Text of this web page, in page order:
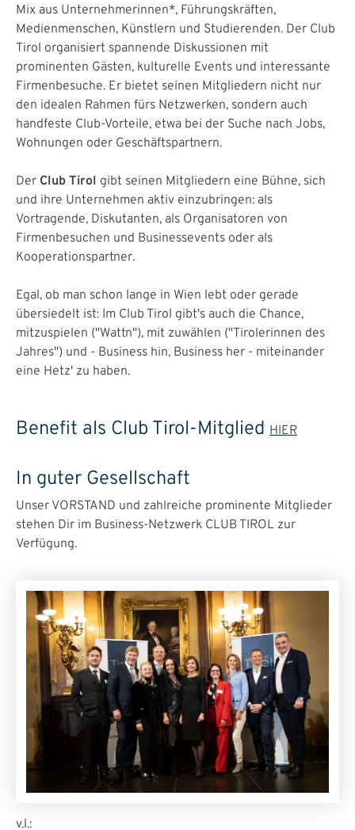
Mix aus Unternehmerinnen*, Führungskräften,
Medienmenschen, Künstlern und Studierenden. Der Club
Tirol organisiert spannende Diskussionen mit
prominenten Gästen, kulturelle Events und interessante
Firmenbesuche. Er bietet seinen Mitgliedern nicht nur
den idealen Rahmen fürs Netzwerken, sondern auch
handfeste Club-Vorteile, etwa bei der Suche nach Jobs,
Wohnungen oder Geschäftspartnern.
Der Club Tirol gibt seinen Mitgliedern eine Bühne, sich
und ihre Unternehmen aktiv einzubringen: als
Vortragende, Diskutanten, als Organisatoren von
Firmenbesuchen und Businessevents oder als
Kooperationspartner.
Egal, ob man schon lange in Wien lebt oder gerade
übersiedelt ist: Im Club Tirol gibt's auch die Chance,
mitzuspielen ("Wattn"), mit zuwählen ("Tirolerinnen des
Jahres") und - Business hin, Business her - miteinander
eine Hetz' zu haben.
Benefit als Club Tirol-Mitglied HIER
In guter Gesellschaft
Unser VORSTAND und zahlreiche prominente Mitglieder
stehen Dir im Business-Netzwerk CLUB TIROL zur
Verfügung.
v.l.: